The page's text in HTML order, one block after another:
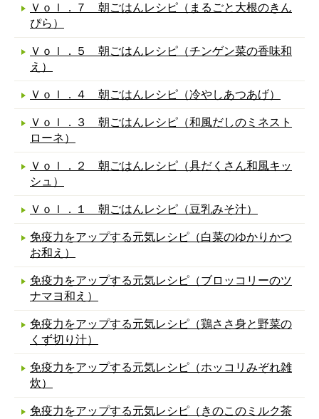
Ｖｏｌ．７ 朝ごはんレシピ（まるごと大根のきん
ぴら）
Ｖｏｌ．５ 朝ごはんレシピ（チンゲン菜の香味和
え）
Ｖｏｌ．４ 朝ごはんレシピ（冷やしあつあげ）
Ｖｏｌ．３ 朝ごはんレシピ（和風だしのミネスト
ローネ）
Ｖｏｌ．２ 朝ごはんレシピ（具だくさん和風キッ
シュ）
Ｖｏｌ．１ 朝ごはんレシピ（豆乳みそ汁）
免疫力をアップする元気レシピ（白菜のゆかりかつ
お和え）
免疫力をアップする元気レシピ（ブロッコリーのツ
ナマヨ和え）
免疫力をアップする元気レシピ（鶏ささ身と野菜の
くず切り汁）
免疫力をアップする元気レシピ（ホッコリみぞれ雑
炊）
免疫力をアップする元気レシピ（きのこのミルク茶